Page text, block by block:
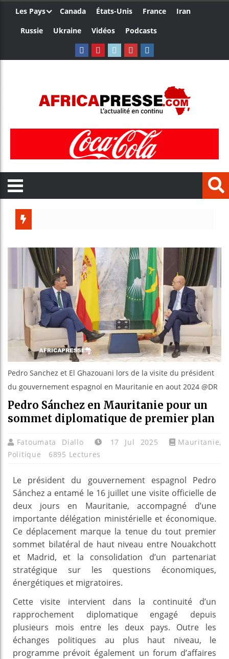
Les Pays Canada États-Unis France
Iran
Russie
Ukraine Vidéos Podcasts
Bénin :
Aliko
Pedro Sanchez et El Ghazouani lors de la visite du président
du gouvernement espagnol en Mauritanie en aout 2024 @DR
Pedro Sánchez en Mauritanie pour un
sommet diplomatique de premier plan
Fatoumata Diallo 17 Jul 2025 Mauritanie,
Politique
6895 Lectures
Le président du gouvernement espagnol Pedro
Sánchez a entamé le 16 juillet une visite officielle de
deux jours en Mauritanie, accompagné d’une
importante délégation ministérielle et économique.
Ce déplacement marque la tenue du tout premier
sommet bilatéral de haut niveau entre Nouakchott
et Madrid, et la consolidation d’un partenariat
stratégique sur les questions économiques,
énergétiques et migratoires.
Cette visite intervient dans la continuité d’un
rapprochement diplomatique engagé depuis
plusieurs mois entre les deux pays. Outre les
échanges politiques au plus haut niveau, le
programme prévoit également un forum d’affaires